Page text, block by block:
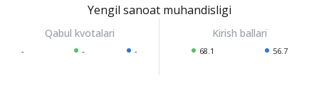
Yengil sanoat muhandisligi
- - - 68.1 56.7